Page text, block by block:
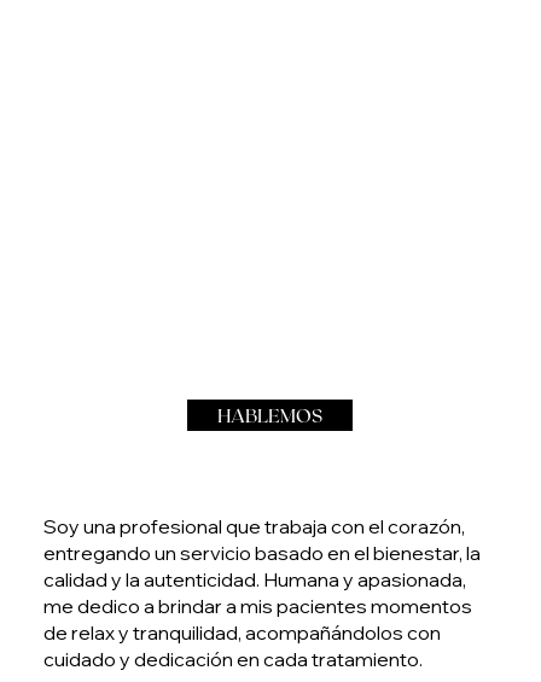
HABLEMOS
Soy una profesional que trabaja con el corazón,
entregando un servicio basado en el bienestar, la
calidad y la autenticidad. Humana y apasionada,
me dedico a brindar a mis pacientes momentos
de relax y tranquilidad, acompañándolos con
cuidado y dedicación en cada tratamiento.